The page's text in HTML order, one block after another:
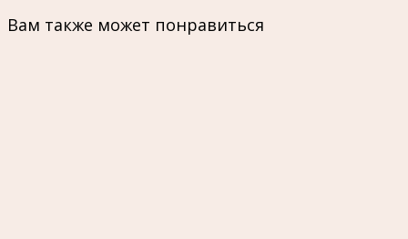
Вам также может понравиться